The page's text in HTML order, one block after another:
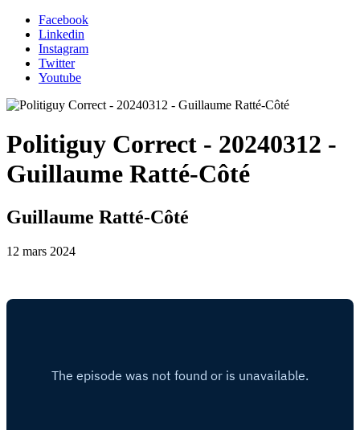
Facebook
Linkedin
Instagram
Twitter
Youtube
Politiguy Correct - 20240312 -
Guillaume Ratté-Côté
Guillaume Ratté-Côté
12 mars 2024